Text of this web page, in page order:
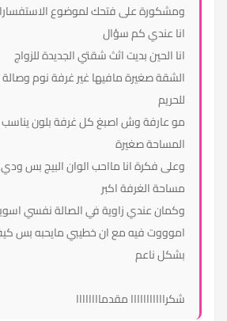
ومشكورة على فتحك لموضوع
انا عندي كم سؤال
انا الحين بديت اثث شقتي الجديدة للزواج
الشقة صغيرة مافيها غير غرفة نوم
للحريم
مو عارفة وش اصبغ كل غرفة بلون
المساحة صغيرة
وعلى فكرة انا مااحب الوان البيج بس
مساحة الغرفة اكبر
وكمان عندي زاوية في الصالة نفسي
اموووت فيه مع ان خطيبي مايحبه بس
بشكل ناعم
شكرااااااااااا مقدماااااااا